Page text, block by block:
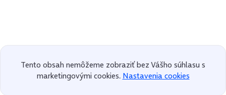
Tento obsah nemôžeme zobraziť bez Vášho súhlasu s
marketingovými cookies. Nastavenia cookies